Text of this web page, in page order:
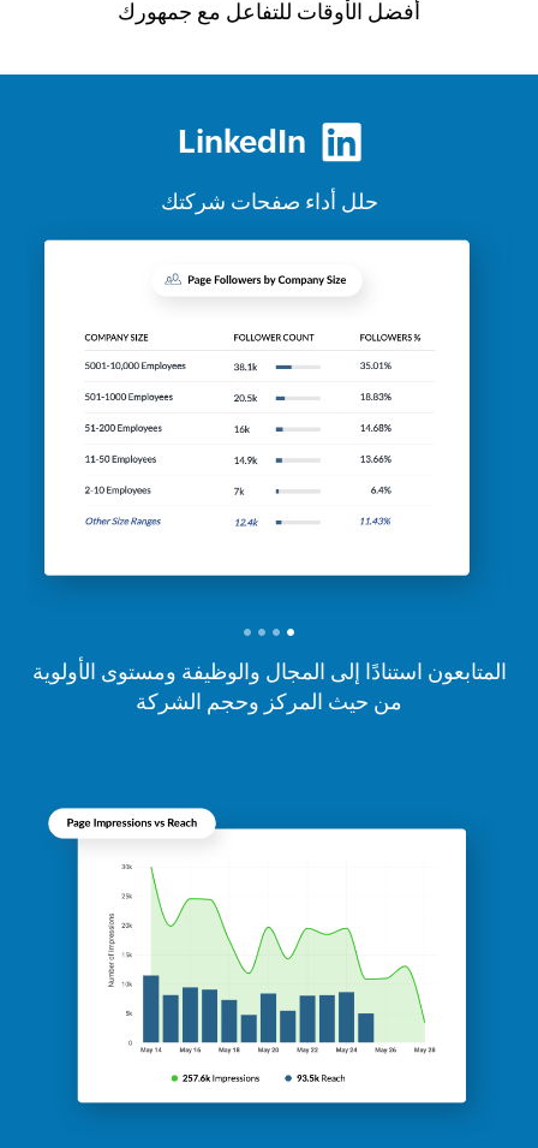
أفضل الأوقات للتفاعل مع جمهورك
LinkedIn
حلل أداء صفحات شركتك
المتابعون استنادًا إلى المجال والوظيفة ومستوى الأولوية
من حيث المركز وحجم الشركة